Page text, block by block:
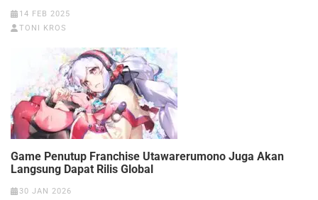
14 FEB 2025
TONI KROS
Game Penutup Franchise Utawarerumono Juga Akan
Langsung Dapat Rilis Global
30 JAN 2026